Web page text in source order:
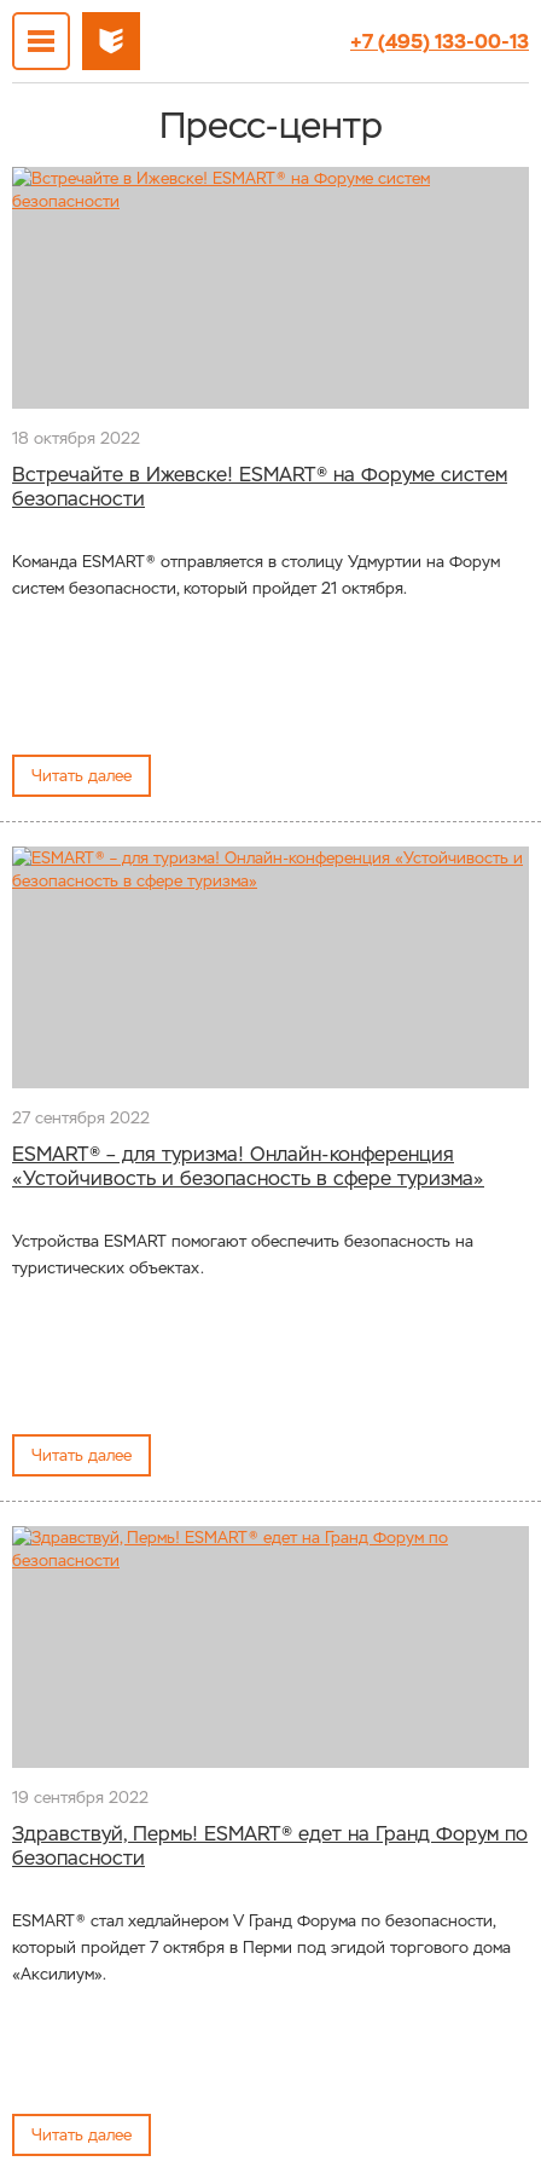
+7 (495) 133-00-13
Пресс-центр
18 октября 2022
Встречайте в Ижевске! ESMART® на Форуме систем
безопасности
Команда ESMART® отправляется в столицу Удмуртии на Форум
систем безопасности, который пройдет 21 октября.
Читать далее
27 сентября 2022
ESMART® – для туризма! Онлайн-конференция
«Устойчивость и безопасность в сфере туризма»
Устройства ESMART помогают обеспечить безопасность на
туристических объектах.
Читать далее
19 сентября 2022
Здравствуй, Пермь! ESMART® едет на Гранд Форум по
безопасности
ESMART® стал хедлайнером V Гранд Форума по безопасности,
который пройдет 7 октября в Перми под эгидой торгового дома
«Аксилиум».
Читать далее